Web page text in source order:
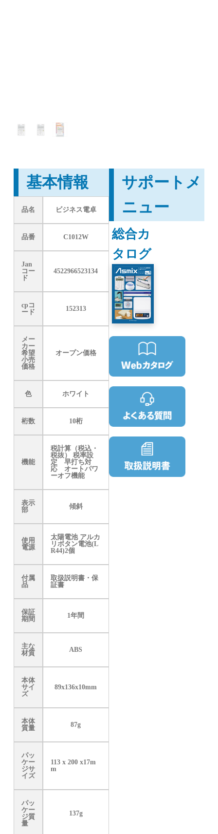
基本情報
品名 ビジネス電卓
品番 C1012W
Jan
コー
ド
4522966523134
cpコ
ード
152313
メー
カー
希望
小売
価格
オープン価格
色 ホワイト
桁数 10桁
機能
税計算（税込・
税抜） 税率設
定 早打ち対
応 オートパワ
ーオフ機能
表示
部
傾斜
使用
電源
太陽電池 アルカ
リボタン電池(L
R44)2個
付属
品
取扱説明書・保
証書
保証
期間
1年間
主な
材質
ABS
本体
サイ
ズ
89x136x10mm
本体
質量
87g
パッ
ケー
ジサ
イズ
113 x 200 x17m
m
パッ
ケー
ジ質
量
137g
サポートメ
ニュー
総合カ
タログ